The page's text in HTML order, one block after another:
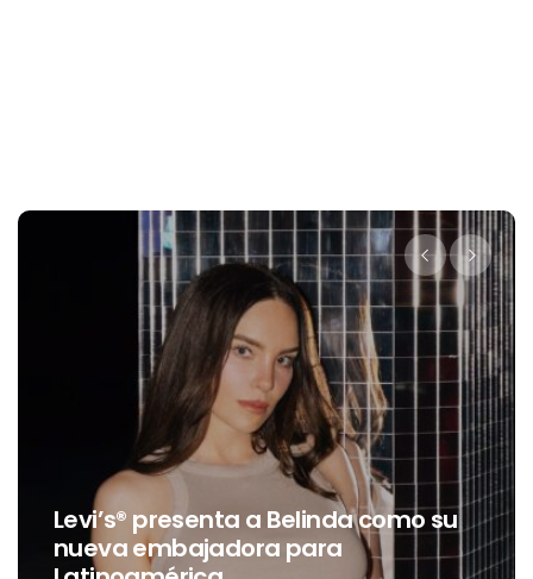
Levi’s® presenta a Belinda como su
nueva embajadora para